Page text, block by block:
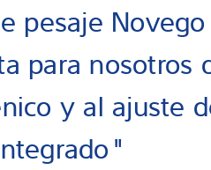
pesaje
para nosotros
y al ajuste